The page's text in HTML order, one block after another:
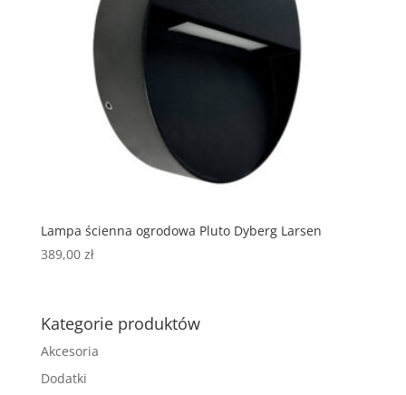
Lampa ścienna ogrodowa Pluto Dyberg Larsen
389,00 zł
Kategorie produktów
Akcesoria
Dodatki